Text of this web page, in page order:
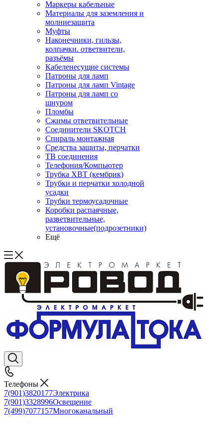
Маркеры кабельные
Материалы для заземления и
молниезащита
Муфты
Наконечники, гильзы,
колпачки. ответвители,
разъёмы
Кабеленесущие системы
Патроны для ламп
Патроны для ламп Vintage
Патроны для ламп со
шнуром
Пломбы
Сжимы ответвительные
Соединители SKOTCH
Спираль монтажная
Средства защиты, перчатки
ТВ соединения
Телефония/Компьютер
Трубка ХВТ (кембрик)
Трубки и перчатки холодной
усадки
Трубки термоусадочные
Коробки распаячные,
разветвительные,
установочные(подрозетники)
Ещё
Телефоны
7(901)3820177Электрика
7(901)3328996Освещение
7(499)7077157Многоканальный